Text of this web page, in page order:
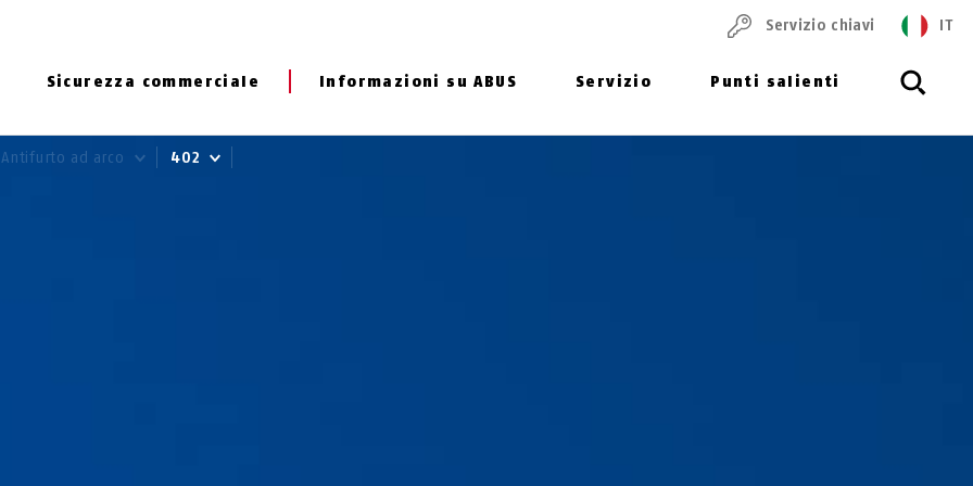
Sicurezza commerciale Informazioni su ABUS Servizio Punti salienti
Servizio chiavi IT
Antifurto ad arco 402